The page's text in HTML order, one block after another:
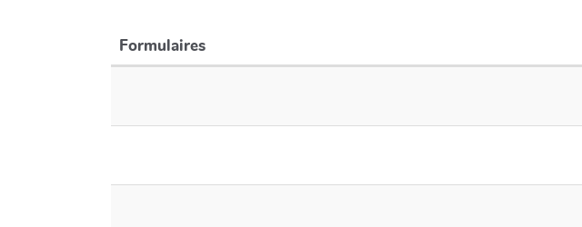
Formulaires